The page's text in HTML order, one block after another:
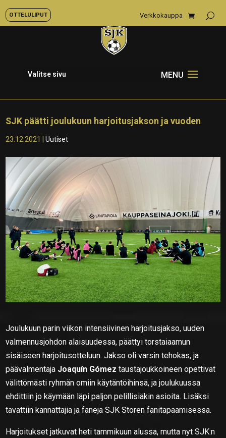
OTTELULIPUT Verkkokauppa
Valitse sivu
SJK päätti joulukuun harjoitusjakson ja vuoden
23.12.2021 |Uutiset
Joulukuun parin viikon intensiivinen harjoitusjakso, uuden
valmennusjohdon alaisuudessa, päättyi torstaiaamun
sisäiseen harjoitusotteluun. Jakso oli varsin tehokas, ja
päävalmentaja Joaquín Gómez taustajoukkoineen opettivat
välittömästi ryhmän omiin käytäntöihinsä, ja joulukuussa
ehdittiin jo käymään läpi paljon pelillisiäkin asioita. Lisäksi
tavattiin kannattajia ja faneja SJK Storen fanitapaamisessa.
Harjoitukset jatkuvat heti tammikuun alussa, mutta nyt SJK:n